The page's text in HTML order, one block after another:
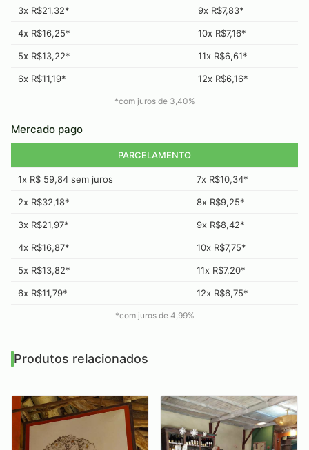
3x R$21,32* 9x R$7,83*
4x R$16,25* 10x R$7,16*
5x R$13,22* 11x R$6,61*
6x R$11,19* 12x R$6,16*
*com juros de 3,40%
Mercado pago
PARCELAMENTO
1x R$ 59,84 sem juros 7x R$10,34*
2x R$32,18* 8x R$9,25*
3x R$21,97* 9x R$8,42*
4x R$16,87* 10x R$7,75*
5x R$13,82* 11x R$7,20*
6x R$11,79* 12x R$6,75*
*com juros de 4,99%
Produtos relacionados